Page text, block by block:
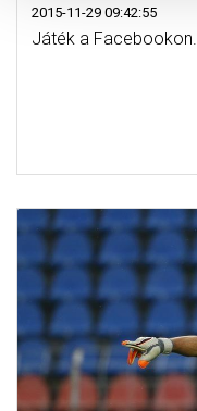
2015-11-29 09:42:55
Játék a Facebookon.